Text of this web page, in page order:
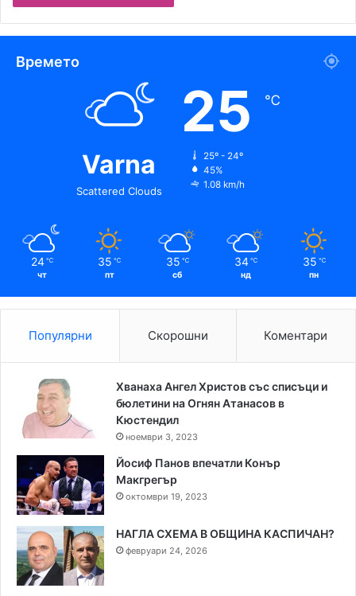
Времето
Varna
Scattered Clouds
25 ℃
25º - 24º
45%
1.08 km/h
24 ℃
чт
35 ℃
пт
35 ℃
сб
34 ℃
нд
35 ℃
пн
Популярни Скорошни Коментари
Хванаха Ангел Христов със списъци и
бюлетини на Огнян Атанасов в
Кюстендил
ноември 3, 2023
Йосиф Панов впечатли Конър
Макгрегър
октомври 19, 2023
НАГЛА СХЕМА В ОБЩИНА КАСПИЧАН?
февруари 24, 2026